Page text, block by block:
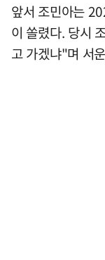
앞서 조민아는
이 쏠렸다. 당시
고 가겠냐"며 서